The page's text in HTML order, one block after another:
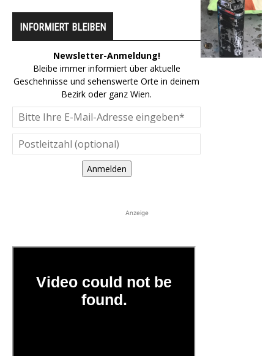
INFORMIERT BLEIBEN
Newsletter-Anmeldung!
Bleibe immer informiert über aktuelle
Geschehnisse und sehenswerte Orte in deinem
Bezirk oder ganz Wien.
Anmelden
Anzeige